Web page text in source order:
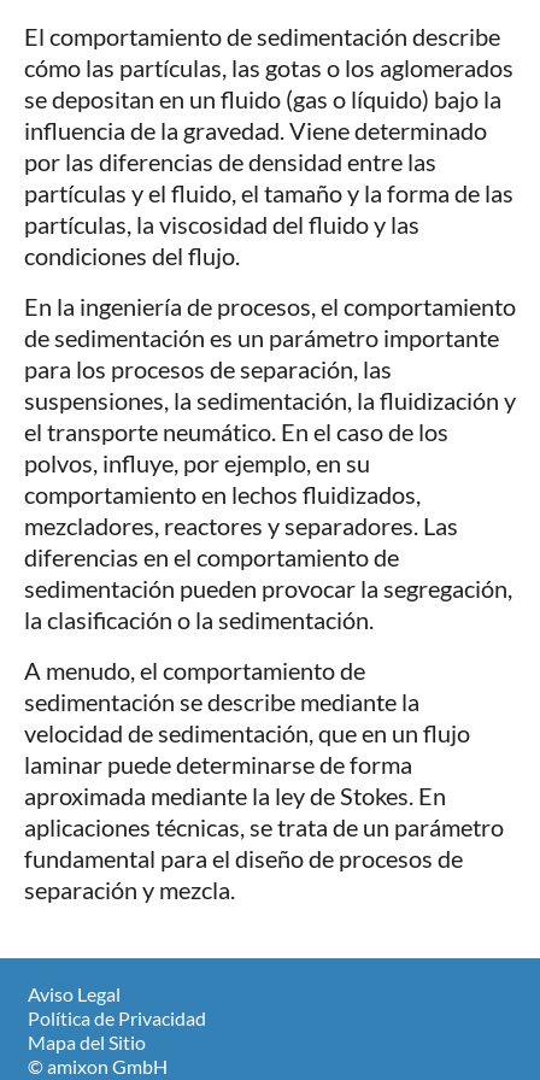
El comportamiento de sedimentación describe
cómo las partículas, las gotas o los aglomerados
se depositan en un fluido (gas o líquido) bajo la
influencia de la gravedad. Viene determinado
por las diferencias de densidad entre las
partículas y el fluido, el tamaño y la forma de las
partículas, la viscosidad del fluido y las
condiciones del flujo.
En la ingeniería de procesos, el comportamiento
de sedimentación es un parámetro importante
para los procesos de separación, las
suspensiones, la sedimentación, la fluidización y
el transporte neumático. En el caso de los
polvos, influye, por ejemplo, en su
comportamiento en lechos fluidizados,
mezcladores, reactores y separadores. Las
diferencias en el comportamiento de
sedimentación pueden provocar la segregación,
la clasificación o la sedimentación.
A menudo, el comportamiento de
sedimentación se describe mediante la
velocidad de sedimentación, que en un flujo
laminar puede determinarse de forma
aproximada mediante la ley de Stokes. En
aplicaciones técnicas, se trata de un parámetro
fundamental para el diseño de procesos de
separación y mezcla.
Aviso Legal
Política de Privacidad
Mapa del Sitio
© amixon GmbH